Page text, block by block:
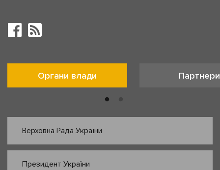
Органи влади Партнери
Верховна Рада України
Президент України